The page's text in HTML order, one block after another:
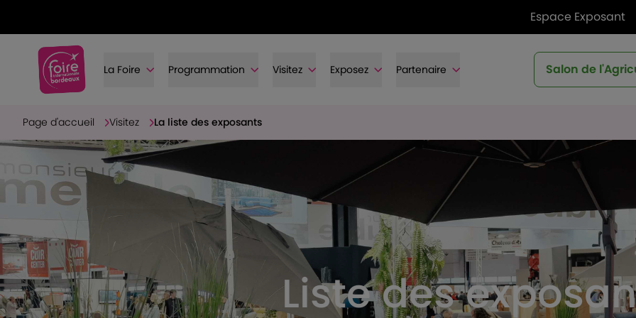
Espace Exposant
La Foire Programmation Visitez Exposez Partenaire Salon de
Page d'accueil Visitez La liste des exposants
Liste des